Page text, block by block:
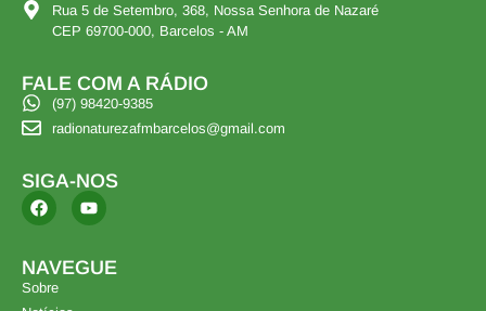
Rua 5 de Setembro, 368, Nossa Senhora de Nazaré
CEP 69700-000, Barcelos - AM
FALE COM A RÁDIO
(97) 98420-9385
radionaturezafmbarcelos@gmail.com
SIGA-NOS
NAVEGUE
Sobre